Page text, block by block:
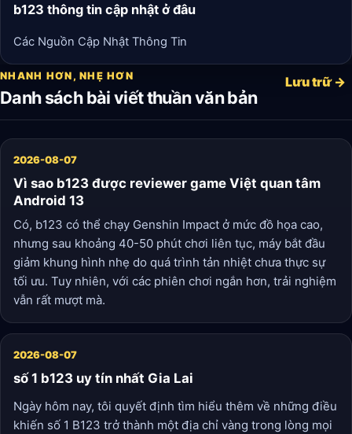
b123 thông tin cập nhật ở đâu
Các Nguồn Cập Nhật Thông Tin
NHANH HƠN, NHẸ HƠN
Danh sách bài viết thuần văn bản
Lưu trữ →
2026-08-07
Vì sao b123 được reviewer game Việt quan tâm
Android 13
Có, b123 có thể chạy Genshin Impact ở mức đồ họa cao,
nhưng sau khoảng 40-50 phút chơi liên tục, máy bắt đầu
giảm khung hình nhẹ do quá trình tản nhiệt chưa thực sự
tối ưu. Tuy nhiên, với các phiên chơi ngắn hơn, trải nghiệm
vẫn rất mượt mà.
2026-08-07
số 1 b123 uy tín nhất Gia Lai
Ngày hôm nay, tôi quyết định tìm hiểu thêm về những điều
khiến số 1 B123 trở thành một địa chỉ vàng trong lòng mọi